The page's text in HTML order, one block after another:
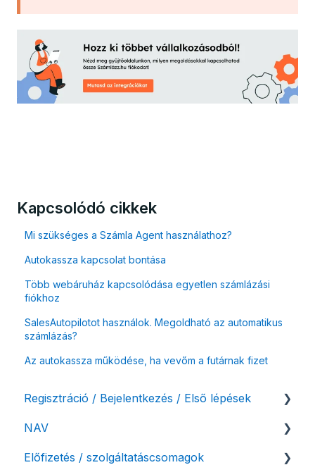
Kapcsolódó cikkek
Mi szükséges a Számla Agent használathoz?
Autokassza kapcsolat bontása
Több webáruház kapcsolódása egyetlen számlázási
fiókhoz
SalesAutopilotot használok. Megoldható az automatikus
számlázás?
Az autokassza működése, ha vevőm a futárnak fizet
Regisztráció / Bejelentkezés / Első lépések
Felhasználó beállításai
Számlázási fiók kezdő beállításai, első lépések
NAV
NAV online adatszolgáltatás
Előfizetés / szolgáltatáscsomagok